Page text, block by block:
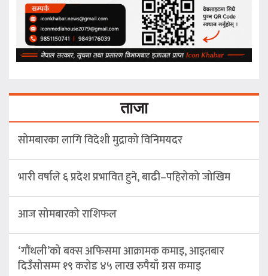
ताजा
सोमबारका लागि विदेशी मुद्राको विनिमयदर
भारी वर्षाले ६ प्रदेश प्रभावित हुने, बाढी–पहिरोको जोखिम
आज सोमबारको राशिफल
‘गौंथली’को बक्स अफिसमा आक्रामक कमाइ, आइतबार
दिउँसोसम्म १९ करोड ४५ लाख रुपैयाँ ग्रस कमाइ